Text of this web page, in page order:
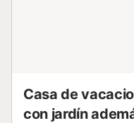
Casa de
con jardín